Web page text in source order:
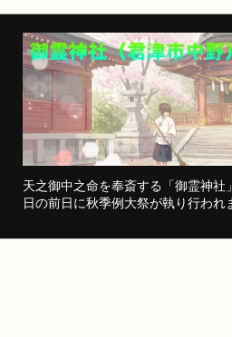
天之御中之命を奉斎する「御霊神
日の前日に秋季例大祭が執り行われ